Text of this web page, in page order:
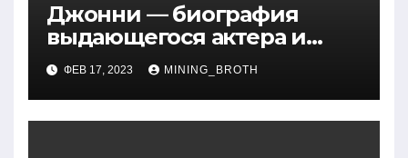
Джонни — биография
выдающегося актера и
талантливого певца, чья
артистичность захватывает
миллионы сердец
ФЕВ 17, 2023 MINING_BROTH